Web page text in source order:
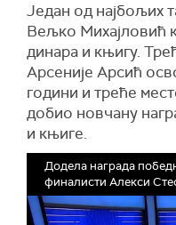
Један од најбољих
Вељко Михајловић
динара и књигу.
Арсеније Арсић
години и треће
добио новчану
и књиге.
Додела награда
финалисти Алекси